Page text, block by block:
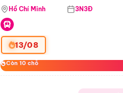
Hill - Puppy Farm
Hồ Chí Minh 3N3Đ
13/08
Còn 10 chỗ
Còn 10 chỗ